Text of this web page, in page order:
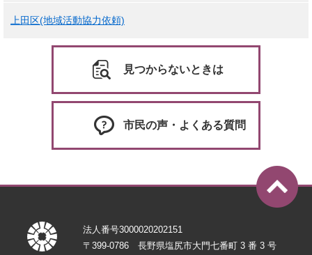
上田区(地域活動協力依頼)
見つからないときは
市民の声・よくある質問
法人番号3000020202151
〒399-0786 長野県塩尻市大門七番町 3 番 3 号